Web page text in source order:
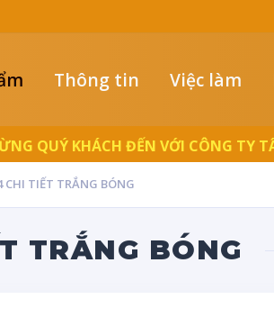
Thông tin Việc làm
LUÔN ĐỒNG HÀNH CÙNG NGƯỜI
CHI TIẾT TRẮNG BÓNG
TRẮNG BÓNG